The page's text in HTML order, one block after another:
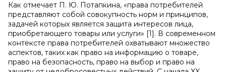
Как отмечает П. Ю. Потапкина, «права потребителей
представляют собой совокупность норм и принципов,
задачей которых является защита интересов лица,
приобретающего товары или услуги» [1]. В современном
контексте права потребителей охватывают множество
аспектов, таких как право на информацию о товаре,
право на безопасность, право на выбор и право на